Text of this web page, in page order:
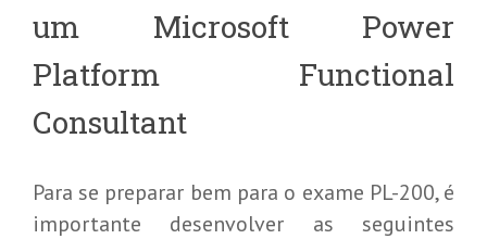
um Microsoft Power
Platform Functional
Consultant
Para se preparar bem para o exame PL-200, é
importante desenvolver as seguintes